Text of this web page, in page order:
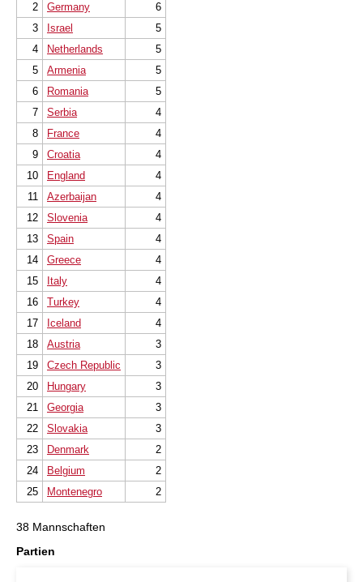
2
Germany
6
3
Israel
5
4
Netherlands
5
5
Armenia
5
6
Romania
5
7
Serbia
4
8
France
4
9
Croatia
4
10
England
4
11
Azerbaijan
4
12
Slovenia
4
13
Spain
4
14
Greece
4
15
Italy
4
16
Turkey
4
17
Iceland
4
18
Austria
3
19
Czech Republic
3
20
Hungary
3
21
Georgia
3
22
Slovakia
3
23
Denmark
2
24
Belgium
2
25
Montenegro 2
38 Mannschaften
Partien